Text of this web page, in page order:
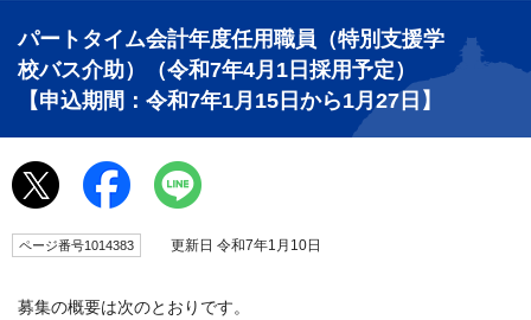
パートタイム会計年度任用職員（特別支援学
校バス介助）（令和7年4月1日採用予定）
【申込期間：令和7年1月15日から1月27日】
ページ番号1014383 更新日 令和7年1月10日
募集の概要は次のとおりです。